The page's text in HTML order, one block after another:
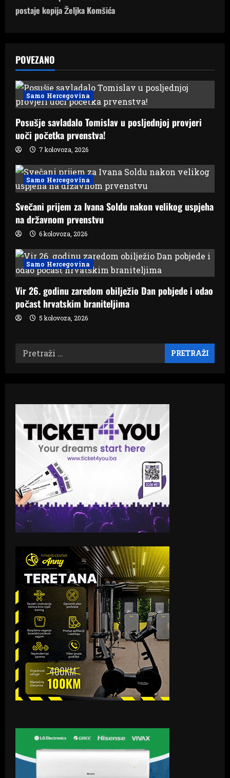
n
v
i
g
a
t
i
o
n
postaje kopija Željka Komšića
POVEZANO
Samo Hercegovina
Posušje savladalo Tomislav u posljednjoj provjeri
uoči početka prvenstva!
7 kolovoza, 2026
Samo Hercegovina
Svečani prijem za Ivana Soldu nakon velikog uspjeha
na državnom prvenstvu
6 kolovoza, 2026
Samo Hercegovina
Vir 26. godinu zaredom obilježio Dan pobjede i odao
počast hrvatskim braniteljima
5 kolovoza, 2026
Pretraži: